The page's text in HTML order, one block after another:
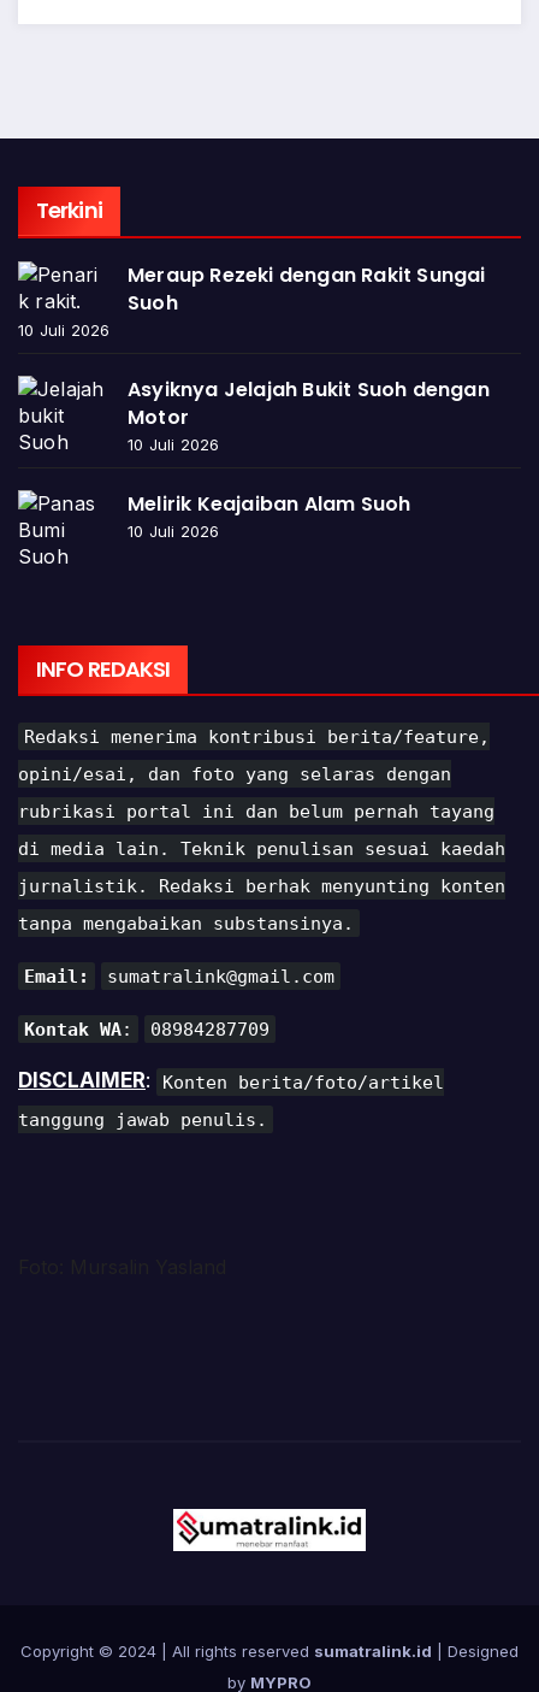
Terkini
Meraup Rezeki dengan Rakit Sungai
Suoh
10 Juli 2026
Asyiknya Jelajah Bukit Suoh dengan
Motor
10 Juli 2026
Melirik Keajaiban Alam Suoh
10 Juli 2026
INFO REDAKSI
Redaksi menerima kontribusi berita/feature,
opini/esai, dan foto yang selaras dengan
rubrikasi portal ini dan belum pernah tayang
di media lain. Teknik penulisan sesuai kaedah
jurnalistik. Redaksi berhak menyunting konten
tanpa mengabaikan substansinya.
Email: sumatralink@gmail.com
Kontak WA: 08984287709
DISCLAIMER:
Konten berita/foto/artikel
tanggung jawab penulis.
Copyright © 2024 | All rights reserved sumatralink.id | Designed
by MYPRO